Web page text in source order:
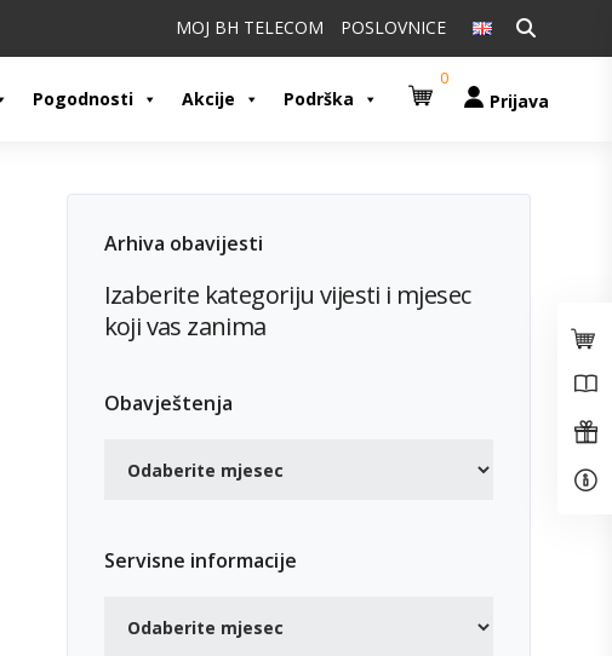
Pretraži:
MOJ BH TELECOM POSLOVNICE
Pogodnosti Akcije Podrška
0
Prijava
Arhiva obavijesti
Izaberite kategoriju vijesti i mjesec
koji vas zanima
Obavještenja
Servisne informacije